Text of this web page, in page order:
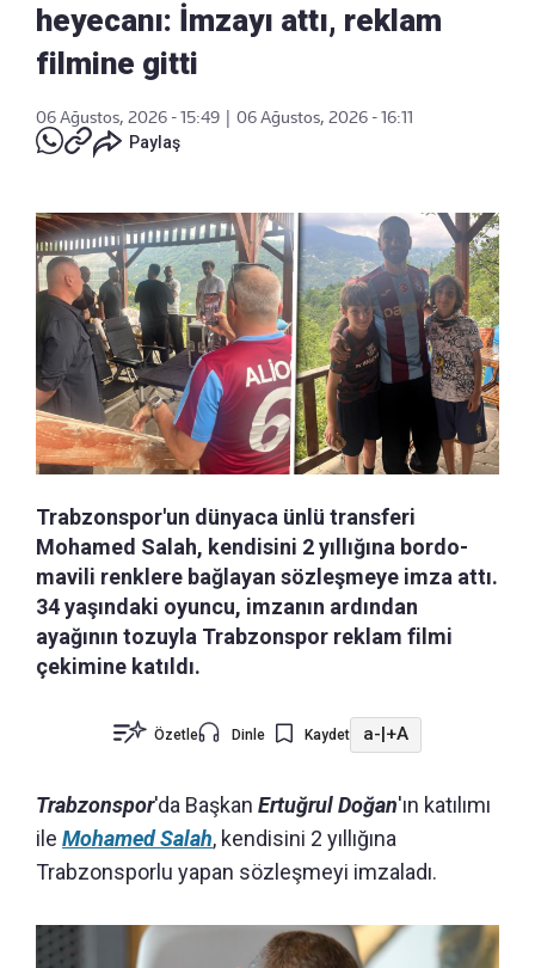
heyecanı: İmzayı attı, reklam
filmine gitti
06 Ağustos, 2026 - 15:49
06 Ağustos, 2026 - 16:11
Paylaş
Trabzonspor'un dünyaca ünlü transferi
Mohamed Salah, kendisini 2 yıllığına bordo-
mavili renklere bağlayan sözleşmeye imza attı.
34 yaşındaki oyuncu, imzanın ardından
ayağının tozuyla Trabzonspor reklam filmi
çekimine katıldı.
Özetle Dinle Kaydet a-|+A
Trabzonspor'da Başkan Ertuğrul Doğan'ın katılımı
ile Mohamed Salah, kendisini 2 yıllığına
Trabzonsporlu yapan sözleşmeyi imzaladı.